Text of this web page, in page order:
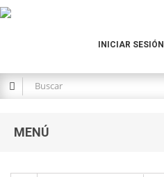
INICIAR SESIÓN
MENÚ